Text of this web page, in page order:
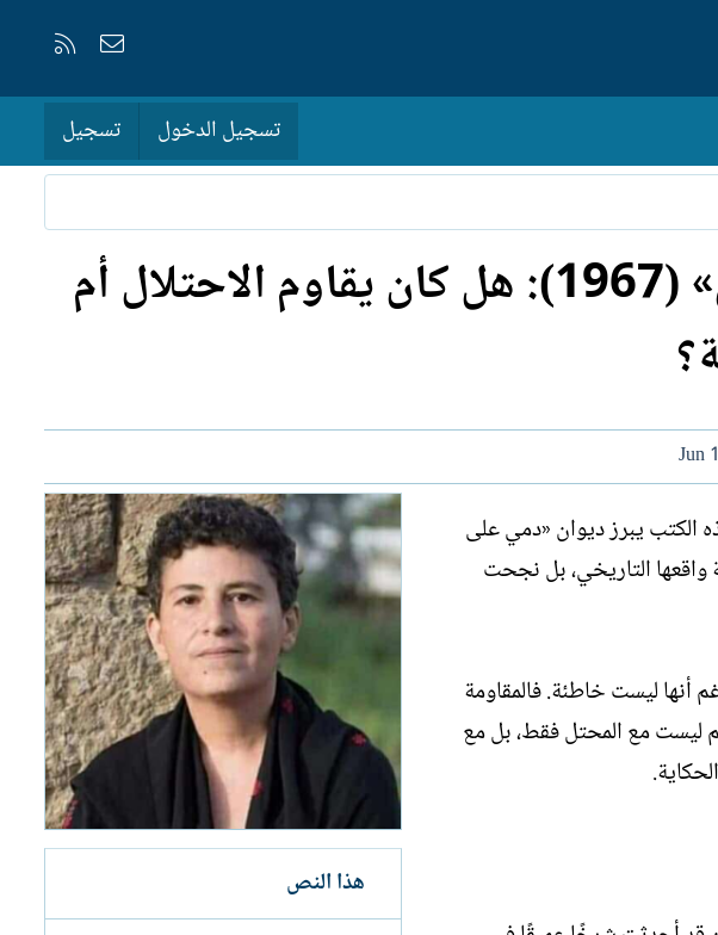
إتصل بنا
تسجيل الدخول تسجيل
رانية مرجية - سميح القاسم في «دمي على كفّي» (1967): هل كان يقاوم الاحتلال أم
Jun
الكتب يبرز ديوان «دمي على
بمقاومة واقعها التاريخي، بل نجحت
أنها ليست خاطئة. فالمقاومة
ليست مع المحتل فقط، بل مع
هذا النص